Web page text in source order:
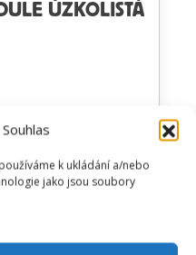
k ukládání a/nebo
jako jsou soubory
ÚZKOLISTÁ
205Kč